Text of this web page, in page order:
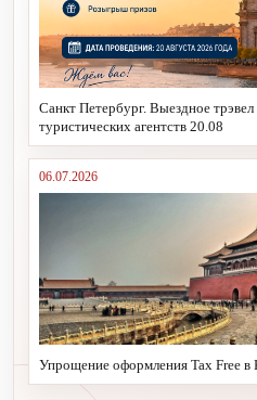
Санкт Петербург. Выездное
туристических агентств 20.08
06.07.2026
Упрощение оформления Tax Free в